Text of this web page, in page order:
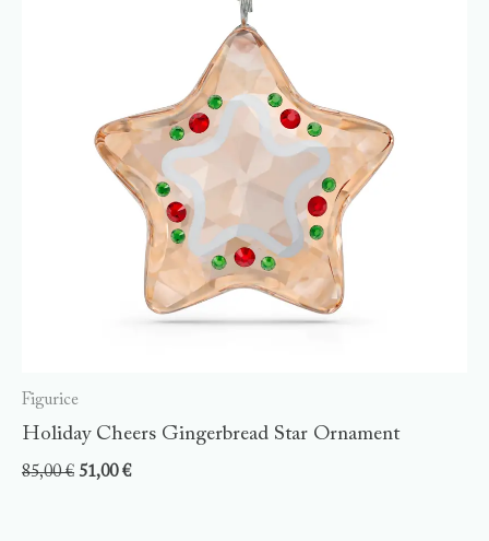
Figurice
Holiday Cheers Gingerbread Star Ornament
85,00€ 51,00€